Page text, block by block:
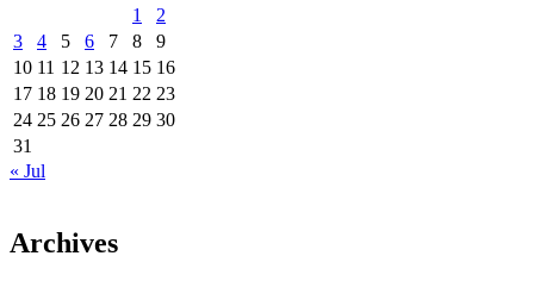
1
2
3
4 5 6 7 8
9
10 11 12 13 14 15 16
17 18 19 20 21 22 23
24 25 26 27 28 29 30
31
« Jul
Archives